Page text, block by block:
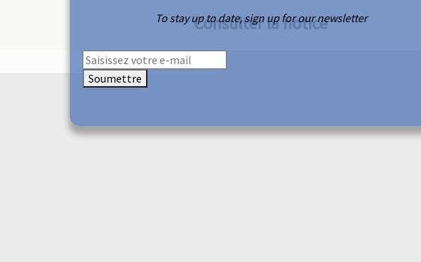
Consulter la notice
To stay up to date, sign up for our newsletter
Soumettre